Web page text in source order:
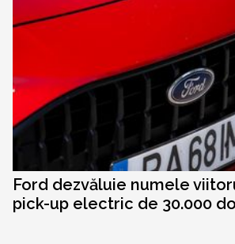
Ford dezvăluie numele
pick-up electric de 30.000